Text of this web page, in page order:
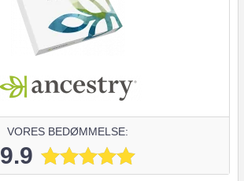
VORES BEDØMMELSE:
9.9